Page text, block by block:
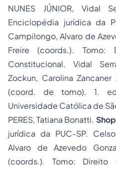
NUNES JÚNIOR, Vidal
Enciclopédia jurídica da
Campilongo, Alvaro de
Freire (coords.). Tomo:
Constitucional. Vidal
Zockun, Carolina
(coord. de tomo). 1.
Universidade Católica de
PERES, Tatiana Bonatti.
jurídica da PUC-SP.
Alvaro de Azevedo
(coords.). Tomo: Direito